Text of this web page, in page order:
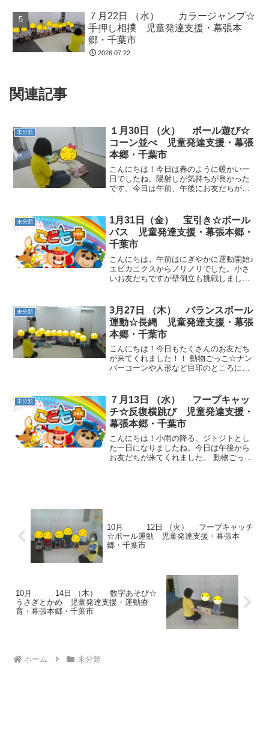
７月22日 （水） カラージャンプ☆
手押し相撲 児童発達支援・幕張本
郷・千葉市
2026.07.22
関連記事
未分類
１月30日 （火） ボール遊び☆
コーン並べ 児童発達支援・幕張
本郷・千葉市
こんにちは！今日は春のように暖かい一
日でしたね。陽射しが気持ちが良かった
です。今日は午前、午後にお友だちが来
ように積み上げていきました。 ボール遊
び☆しっぽ取り サー...
未分類
1月31日（金） 宝引き☆ボール
パス 児童発達支援・幕張本郷・
千葉市
こんにちは。午前はにぎやかに運動開始♪
エビカニクスからノリノリでした。小さ
いお友だちですが壁倒立も挑戦しまし
っと♪」と言いならが楽しんで行いまし
た。お買い物サーキット...
未分類
3月27日 （木） バランスボール
運動☆長縄 児童発達支援・幕張
本郷・千葉市
こんにちは！今日もたくさんのお友だち
が来てくれました！！ 動物ごっこ☆ナン
バーコーンや人形など目印のところに並
ボール運動☆跨ってジャンプしながら進
んだり、ボールをしっ...
未分類
７月13日 （水） フープキャッ
チ☆反復横跳び 児童発達支援・
幕張本郷・千葉市
こんにちは！小雨の降る、ジトジトとし
た一日になりましたね。今日は午後から
お友だちが来てくれました。 動物ごっこ
10月 12日 （火） フープキャッチ
☆ボール運動 児童発達支援・幕張本
郷・千葉市
10月 14日 （木） 数字あそび☆
うさぎとかめ 児童発達支援・運動療
育・幕張本郷・千葉市
ホーム 未分類